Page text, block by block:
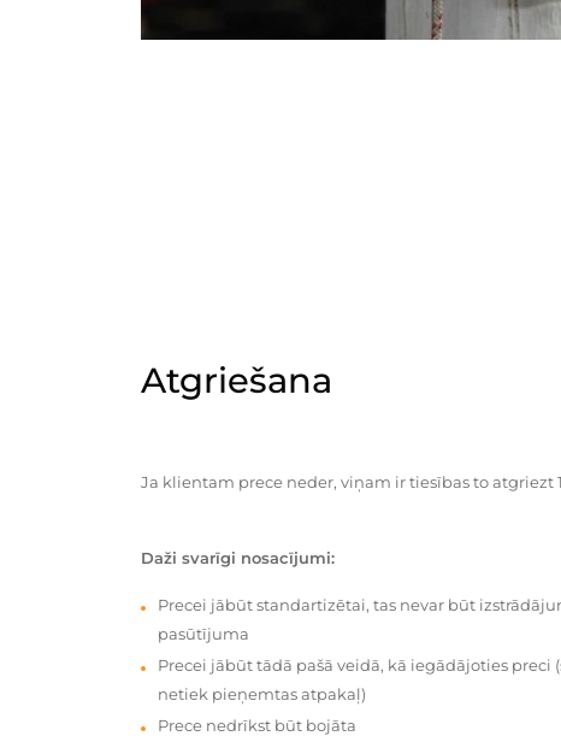
Atgriešana
Ja klientam prece neder, viņam ir tiesības to atgriezt
Daži svarīgi nosacījumi:
Precei jābūt standartizētai, tas nevar būt
pasūtījuma
Precei jābūt tādā pašā veidā, kā iegādājoties preci
netiek pieņemtas atpakaļ)
Prece nedrīkst būt bojāta